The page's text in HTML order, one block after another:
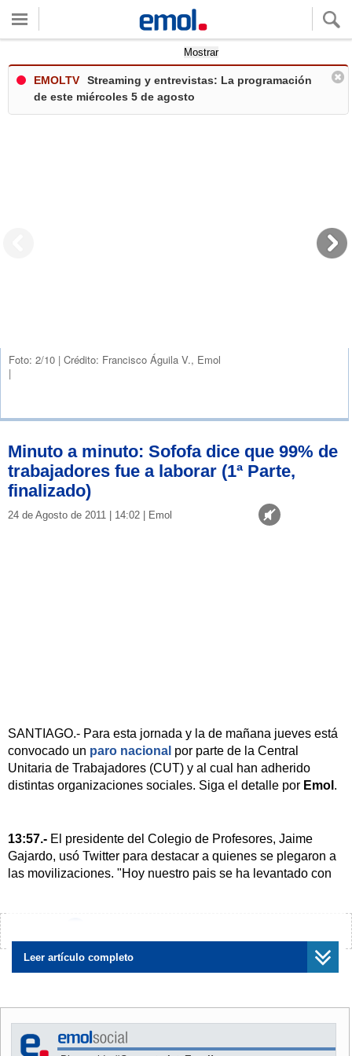
Mostrar
EMOLTV
Streaming y entrevistas: La programación
de este miércoles 5 de agosto
Foto: 2/10 | Crédito: Francisco Águila V., Emol
|
Minuto a minuto: Sofofa dice que 99% de
trabajadores fue a laborar (1ª Parte,
finalizado)
24 de Agosto de 2011 | 14:02 | Emol
SANTIAGO.- Para esta jornada y la de mañana jueves está
convocado un paro nacional por parte de la Central
Unitaria de Trabajadores (CUT) y al cual han adherido
distintas organizaciones sociales. Siga el detalle por Emol .
13:57.- El presidente del Colegio de Profesores, Jaime
Gajardo, usó Twitter para destacar a quienes se plegaron a
las movilizaciones. "Hoy nuestro pais se ha levantado con
Leer artículo completo